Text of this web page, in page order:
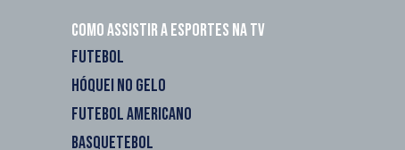
Como assistir a esportes na TV
FUTEBOL
HÓQUEI NO GELO
FUTEBOL AMERICANO
BASQUETEBOL